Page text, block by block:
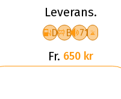
Leverans.
D B 71
Fr. 650 kr